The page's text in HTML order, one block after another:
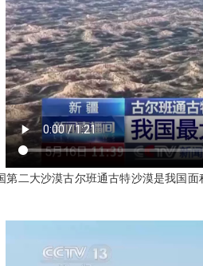
第二大沙漠古尔班通古特沙漠是我国